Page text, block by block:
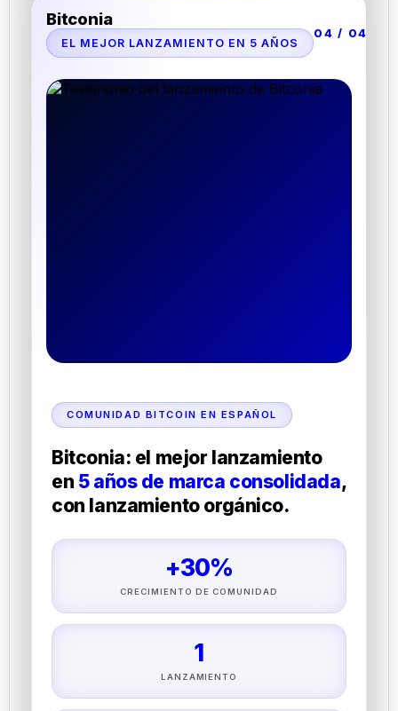
Bitconia
EL MEJOR LANZAMIENTO EN 5 AÑOS
04 / 04
COMUNIDAD BITCOIN EN ESPAÑOL
Bitconia: el mejor lanzamiento
en 5 años de marca consolidada,
con lanzamiento orgánico.
+30%
CRECIMIENTO DE COMUNIDAD
1
LANZAMIENTO